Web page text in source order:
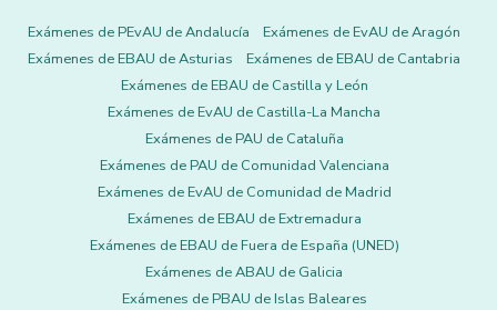
Exámenes de PEvAU de Andalucía
Exámenes de EvAU de Aragón
Exámenes de EBAU de Asturias
Exámenes de EBAU de Cantabria
Exámenes de EBAU de Castilla y León
Exámenes de EvAU de Castilla-La Mancha
Exámenes de PAU de Cataluña
Exámenes de PAU de Comunidad Valenciana
Exámenes de EvAU de Comunidad de Madrid
Exámenes de EBAU de Extremadura
Exámenes de EBAU de Fuera de España (UNED)
Exámenes de ABAU de Galicia
Exámenes de PBAU de Islas Baleares